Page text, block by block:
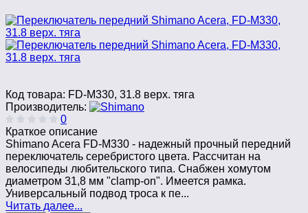
Код товара: FD-M330, 31.8 верх. тяга
Производитель:
0
Краткое описание
Shimano Acera FD-M330 - надежный прочный передний
переключатель серебристого цвета. Рассчитан на
велосипеды любительского типа. Снабжен хомутом
диаметром 31,8 мм "clamp-on". Имеется рамка.
Универсальный подвод троса к пе...
Читать далее...